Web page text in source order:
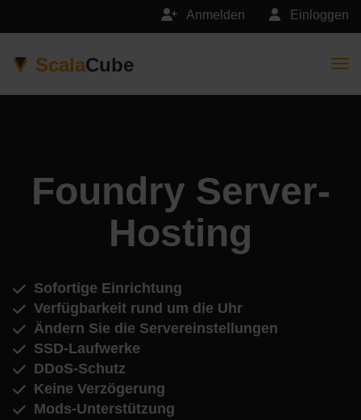
Einloggen
Anmelden
ScalaCube
Foundry Server-
Hosting
Sofortige Einrichtung
Verfügbarkeit rund um die Uhr
Ändern Sie die Servereinstellungen
SSD-Laufwerke
DDoS-Schutz
Keine Verzögerung
Mods-Unterstützung